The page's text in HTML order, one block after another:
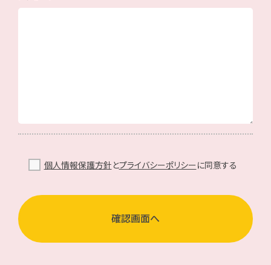
個人情報保護方針 とプライバシーポリシーに同意する